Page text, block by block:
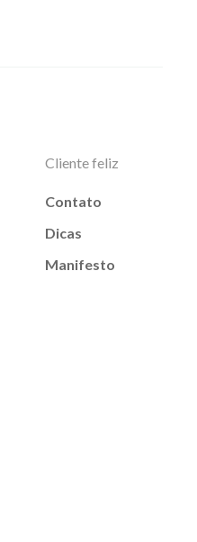
Cliente feliz
Contato
Dicas
Manifesto